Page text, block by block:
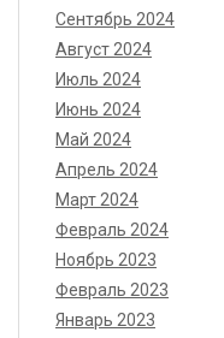
Сентябрь 2024
Август 2024
Июль 2024
Июнь 2024
Май 2024
Апрель 2024
Март 2024
Февраль 2024
Ноябрь 2023
Февраль 2023
Январь 2023